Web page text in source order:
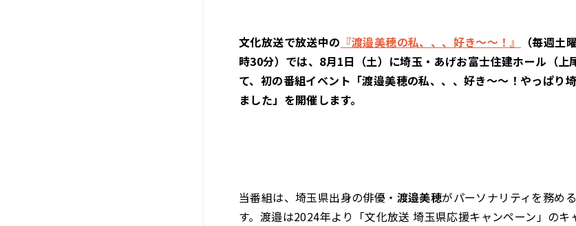
文化放送で放送中の 『渡邉美穂の私、、、好き～～！』
（毎週
時30分）では、8月1日（土）に埼玉・あげお富士住建ホール（上
て、初の番組イベント「渡邉美穂の私、、、好き～～！やっぱり
ました」を開催します。
当番組は、埼玉県出身の俳優・ 渡邉美穂がパーソナリティを務め
す。渡邉は2024年より「文化放送 埼玉県応援キャンペーン」のキ